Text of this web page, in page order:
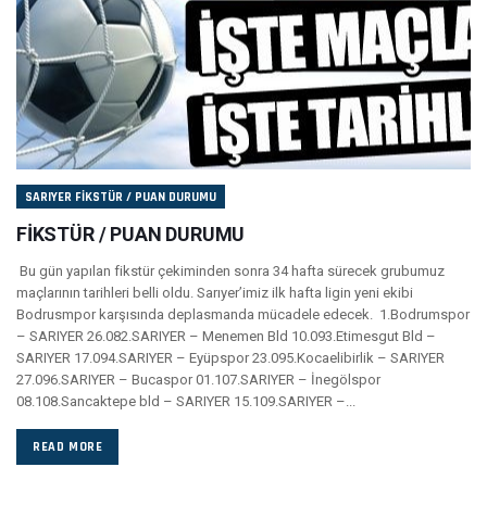
SARIYER FIKSTÜR / PUAN DURUMU
FİKSTÜR / PUAN DURUMU
Bu gün yapılan fikstür çekiminden sonra 34 hafta sürecek grubumuz
maçlarının tarihleri belli oldu. Sarıyer’imiz ilk hafta ligin yeni ekibi
Bodrusmpor karşısında deplasmanda mücadele edecek. 1.Bodrumspor
– SARIYER 26.082.SARIYER – Menemen Bld 10.093.Etimesgut Bld –
SARIYER 17.094.SARIYER – Eyüpspor 23.095.Kocaelibirlik – SARIYER
27.096.SARIYER – Bucaspor 01.107.SARIYER – İnegölspor
08.108.Sancaktepe bld – SARIYER 15.109.SARIYER –...
READ MORE